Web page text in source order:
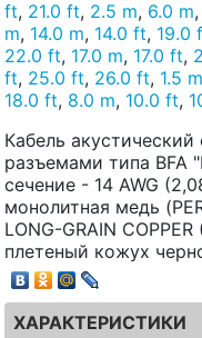
ft, 21.0 ft, 2.5 m, 6.0 m,
m, 14.0 m, 14.0 ft, 19.0
22.0 ft, 17.0 m, 17.0 ft,
ft, 25.0 ft, 26.0 ft, 1.5 m
18.0 ft, 8.0 m, 10.0 ft,
Кабель
разъемами типа BFA
сечение - 14 AWG
монолитная медь
LONG-GRAIN
плетеный кожух
ХАРАКТЕРИСТИКИ